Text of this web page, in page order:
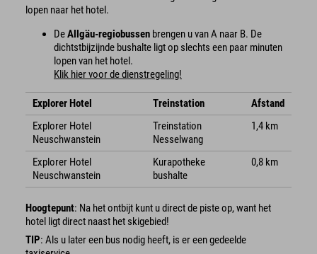
lopen naar het hotel.
DeAllgäu-regiobussen brengen u van A naar B. De
dichtstbijzijnde bushalte ligt op slechts een paar minuten
lopen van het hotel.
Klik hier voor de dienstregeling!
Explorer Hotel Treinstation
Afstand
Explorer Hotel
Neuschwanstein
Treinstation
Nesselwang
1,4 km
Explorer Hotel
Neuschwanstein
Kurapotheke
bushalte
0,8 km
Hoogtepunt: Na het ontbijt kunt u direct de piste op, want het
hotel ligt direct naast het skigebied!
TIP: Als u later een bus nodig heeft, is er een gedeelde